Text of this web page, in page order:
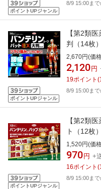
ポイントUPジャンル
8/9 15:00ま
ポイントUPジャンル
【第2類
判（14枚
商品
2,670円(価
2,120 円
19ポイント (
8/9 15:00ま
ポイントUPジャンル
【第2類
ト（12枚
商品
1,520円(価
970 円 +
16ポイント (
8/9 15:00ま